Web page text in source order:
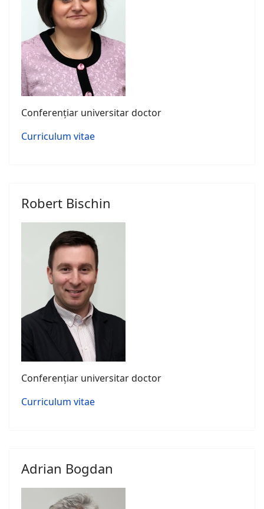
Conferențiar universitar doctor
Curriculum vitae
Robert Bischin
Conferențiar universitar doctor
Curriculum vitae
Adrian Bogdan